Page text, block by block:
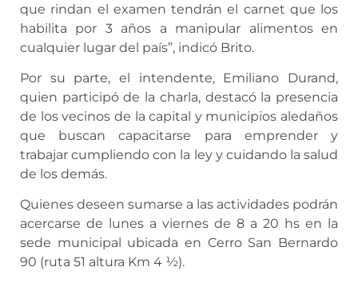
que rindan el examen tendrán el carnet que los
habilita por 3 años a manipular alimentos en
cualquier lugar del país”, indicó Brito.
Por su parte, el intendente, Emiliano Durand,
quien participó de la charla, destacó la presencia
de los vecinos de la capital y municipios aledaños
que buscan capacitarse para emprender y
trabajar cumpliendo con la ley y cuidando la salud
de los demás.
Quienes deseen sumarse a las actividades podrán
acercarse de lunes a viernes de 8 a 20 hs en la
sede municipal ubicada en Cerro San Bernardo
90 (ruta 51 altura Km 4 ½).